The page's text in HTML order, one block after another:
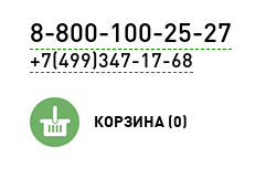
8-800-100-25-27
+7(499)347-17-68
КОРЗИНА (0)